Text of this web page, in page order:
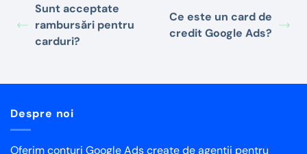
Sunt acceptate
rambursări pentru
carduri?
Ce este un card de
credit Google Ads?
Despre noi
Oferim conturi Google Ads create de agenții pentru